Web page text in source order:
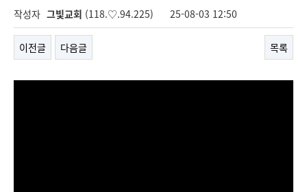
작성자 그빛교회 (118.♡.94.225) 25-08-03 12:50
이전글 다음글 목록